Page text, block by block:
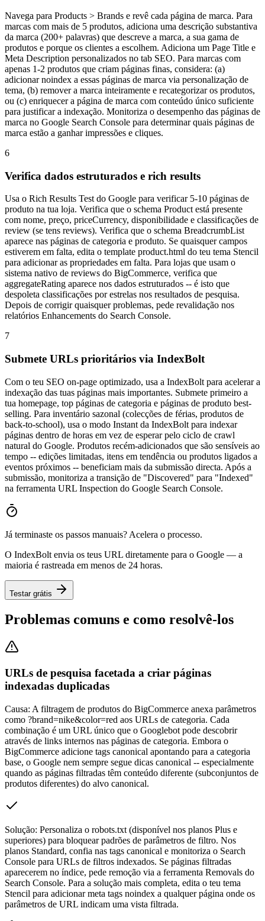
Navega para Products > Brands e revê cada página de marca. Para
marcas com mais de 5 produtos, adiciona uma descrição substantiva
da marca (200+ palavras) que descreve a marca, a sua gama de
produtos e porque os clientes a escolhem. Adiciona um Page Title e
Meta Description personalizados no tab SEO. Para marcas com
apenas 1-2 produtos que criam páginas finas, considera: (a)
adicionar noindex a essas páginas de marca via personalização de
tema, (b) remover a marca inteiramente e recategorizar os produtos,
ou (c) enriquecer a página de marca com conteúdo único suficiente
para justificar a indexação. Monitoriza o desempenho das páginas de
marca no Google Search Console para determinar quais páginas de
marca estão a ganhar impressões e cliques.
6
Verifica dados estruturados e rich results
Usa o Rich Results Test do Google para verificar 5-10 páginas de
produto na tua loja. Verifica que o schema Product está presente
com nome, preço, priceCurrency, disponibilidade e classificações de
review (se tens reviews). Verifica que o schema BreadcrumbList
aparece nas páginas de categoria e produto. Se quaisquer campos
estiverem em falta, edita o template product.html do teu tema Stencil
para adicionar as propriedades em falta. Para lojas que usam o
sistema nativo de reviews do BigCommerce, verifica que
aggregateRating aparece nos dados estruturados -- é isto que
despoleta classificações por estrelas nos resultados de pesquisa.
Depois de corrigir quaisquer problemas, pede revalidação nos
relatórios Enhancements do Search Console.
7
Submete URLs prioritários via IndexBolt
Com o teu SEO on-page optimizado, usa a IndexBolt para acelerar a
indexação das tuas páginas mais importantes. Submete primeiro a
tua homepage, top páginas de categoria e páginas de produto best-
selling. Para inventário sazonal (colecções de férias, produtos de
back-to-school), usa o modo Instant da IndexBolt para indexar
páginas dentro de horas em vez de esperar pelo ciclo de crawl
natural do Google. Produtos recém-adicionados que são sensíveis ao
tempo -- edições limitadas, itens em tendência ou produtos ligados a
eventos próximos -- beneficiam mais da submissão directa. Após a
submissão, monitoriza a transição de "Discovered" para "Indexed"
na ferramenta URL Inspection do Google Search Console.
Já terminaste os passos manuais? Acelera o processo.
O IndexBolt envia os teus URL diretamente para o Google — a
maioria é rastreada em menos de 24 horas.
Testar grátis
Problemas comuns e como resolvê-los
URLs de pesquisa facetada a criar páginas
indexadas duplicadas
Causa: A filtragem de produtos do BigCommerce anexa parâmetros
como ?brand=nike&color=red aos URLs de categoria. Cada
combinação é um URL único que o Googlebot pode descobrir
através de links internos nas páginas de categoria. Embora o
BigCommerce adicione tags canonical apontando para a categoria
base, o Google nem sempre segue dicas canonical -- especialmente
quando as páginas filtradas têm conteúdo diferente (subconjuntos de
produtos diferentes) do alvo canonical.
Solução: Personaliza o robots.txt (disponível nos planos Plus e
superiores) para bloquear padrões de parâmetros de filtro. Nos
planos Standard, confia nas tags canonical e monitoriza o Search
Console para URLs de filtros indexados. Se páginas filtradas
aparecerem no índice, pede remoção via a ferramenta Removals do
Search Console. Para a solução mais completa, edita o teu tema
Stencil para adicionar meta tags noindex a qualquer página onde os
parâmetros de URL indicam uma vista filtrada.